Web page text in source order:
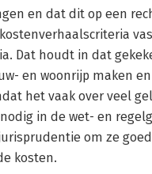
en dat dit op een
Dat houdt in dat
en woonrijp maken
het vaak over veel
in de wet- en
om ze
kosten.